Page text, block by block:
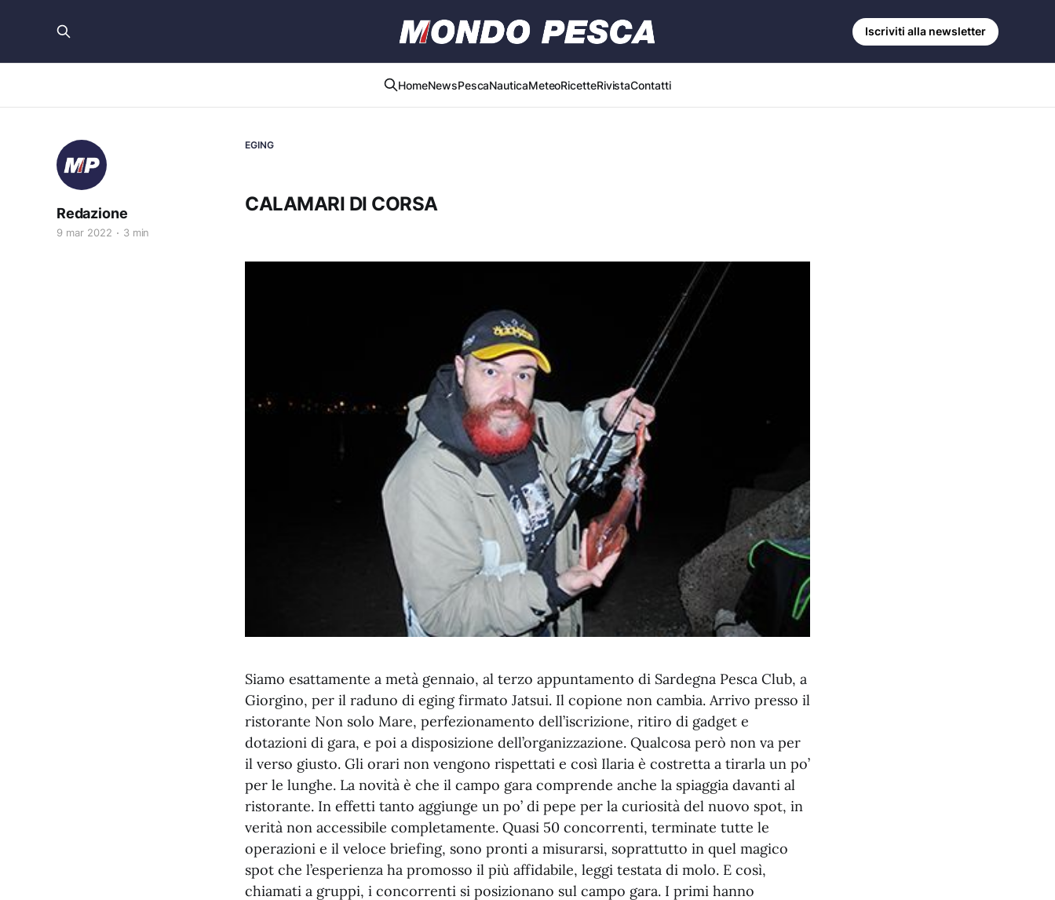
HomeNewsPescaNauticaMeteoRicetteRivistaContatti
Iscriviti alla newsletter
EGING
CALAMARI DI CORSA
Redazione
9 mar 2022 3 min
Siamo esattamente a metà gennaio, al terzo appuntamento di Sardegna Pesca Club, a
Giorgino, per il raduno di eging firmato Jatsui. Il copione non cambia. Arrivo presso il
ristorante Non solo Mare, perfezionamento dell’iscrizione, ritiro di gadget e
dotazioni di gara, e poi a disposizione dell’organizzazione. Qualcosa però non va per
il verso giusto. Gli orari non vengono rispettati e così Ilaria è costretta a tirarla un po’
per le lunghe. La novità è che il campo gara comprende anche la spiaggia davanti al
ristorante. In effetti tanto aggiunge un po’ di pepe per la curiosità del nuovo spot, in
verità non accessibile completamente. Quasi 50 concorrenti, terminate tutte le
operazioni e il veloce briefing, sono pronti a misurarsi, soprattutto in quel magico
spot che l’esperienza ha promosso il più affidabile, leggi testata di molo. E così,
chiamati a gruppi, i concorrenti si posizionano sul campo gara. I primi hanno